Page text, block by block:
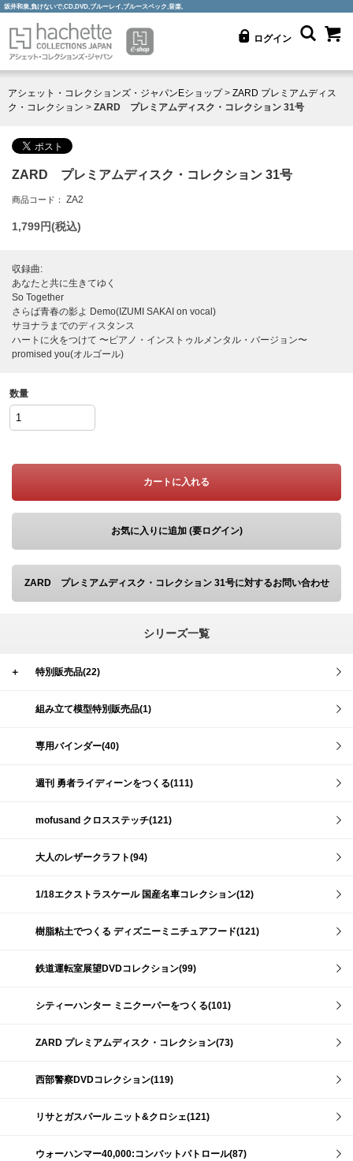
坂井和泉,負けないで,CD,DVD,ブルーレイ,ブルースペック,音楽,
ログイン
アシェット・コレクションズ・ジャパンEショップ> ZARD プレミアムディス
ク・コレクション > ZARD プレミアムディスク・コレクション 31号
ZARD プレミアムディスク・コレクション 31号
商品コード： ZA2
1,799円(税込)
収録曲:
あなたと共に生きてゆく
So Together
さらば青春の影よ Demo(IZUMI SAKAI on vocal)
サヨナラまでのディスタンス
ハートに火をつけて 〜ピアノ・インストゥルメンタル・バージョン〜
promised you(オルゴール)
数量
カートに入れる
お気に入りに追加 (要ログイン)
ZARD プレミアムディスク・コレクション 31号に対するお問い合わせ
シリーズ一覧
＋ 特別販売品(22)
組み立て模型特別販売品(1)
専用バインダー(40)
週刊 勇者ライディーンをつくる(111)
mofusand クロスステッチ(121)
大人のレザークラフト(94)
1/18エクストラスケール 国産名車コレクション(12)
樹脂粘土でつくる ディズニーミニチュアフード(121)
鉄道運転室展望DVDコレクション(99)
シティーハンター ミニクーパーをつくる(101)
ZARD プレミアムディスク・コレクション(73)
西部警察DVDコレクション(119)
リサとガスパール ニット&クロシェ(121)
ウォーハンマー40,000:コンバットパトロール(87)